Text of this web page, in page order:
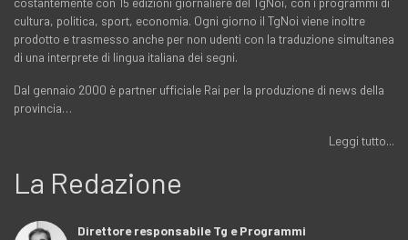
cultura, politica, sport, economia. Ogni giorno il TgNoi viene inoltre
prodotto e trasmesso anche per non udenti con la traduzione simultanea
di una interprete di lingua italiana dei segni.
Dal gennaio 2000 è partner ufficiale Rai per la produzione di news della
provincia…
Leggi tutto...
La Redazione
Direttore responsabile Tg e Programmi